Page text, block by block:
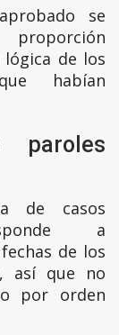
se
proporción
de los
habían
paroles
de casos
a
de los
así que no
por orden